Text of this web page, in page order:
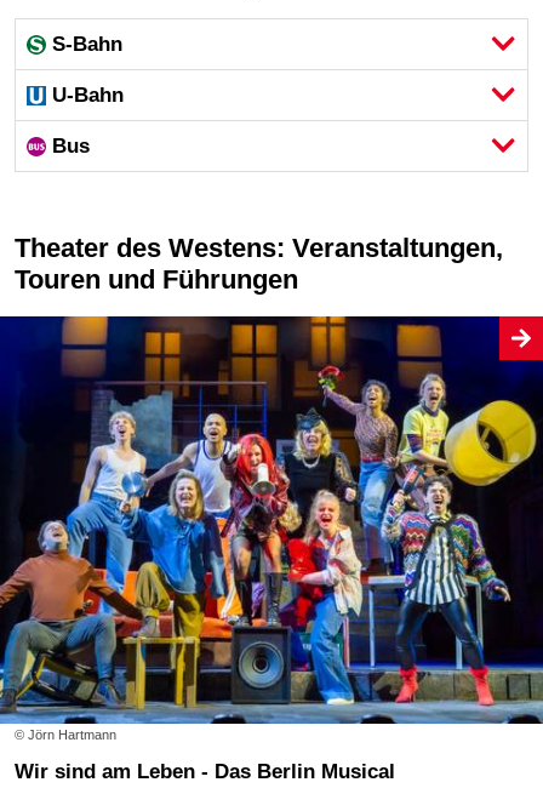
S-Bahn
U-Bahn
Bus
Theater des Westens: Veranstaltungen,
Touren und Führungen
© Jörn Hartmann
Wir sind am Leben - Das Berlin Musical